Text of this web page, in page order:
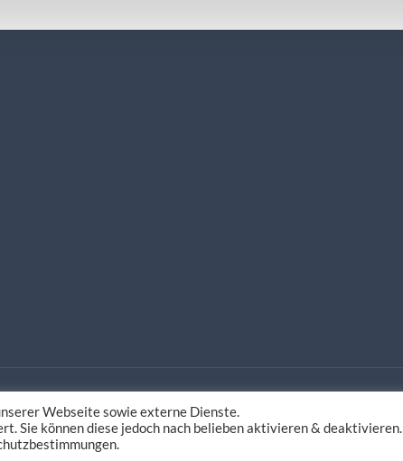
Mediengestaltung
Webseite sowie externe Dienste.
Sie können diese jedoch nach belieben aktivieren & deaktivieren.